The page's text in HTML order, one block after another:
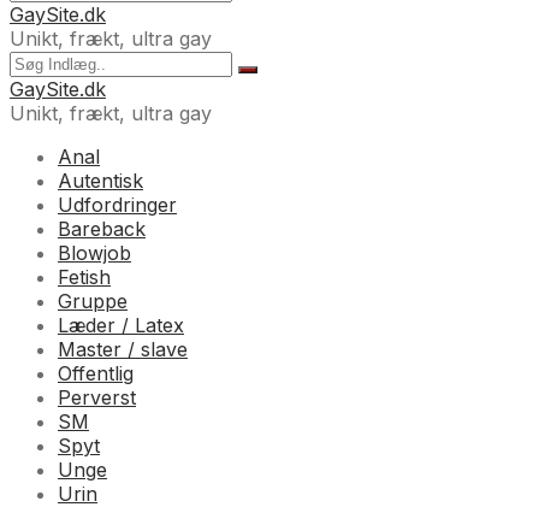
GaySite.dk
Unikt, frækt, ultra gay
GaySite.dk
Unikt, frækt, ultra gay
Anal
Autentisk
Udfordringer
Bareback
Blowjob
Fetish
Gruppe
Læder / Latex
Master / slave
Offentlig
Perverst
SM
Spyt
Unge
Urin